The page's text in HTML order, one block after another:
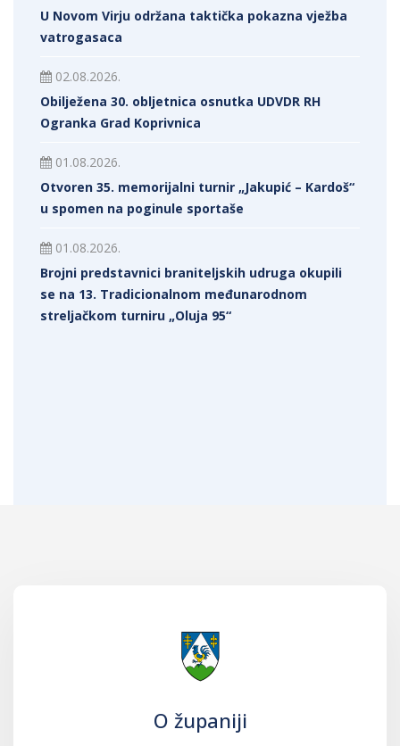
U Novom Virju održana taktička pokazna vježba
vatrogasaca
02.08.2026.
Obilježena 30. obljetnica osnutka UDVDR RH
Ogranka Grad Koprivnica
01.08.2026.
Otvoren 35. memorijalni turnir „Jakupić – Kardoš“
u spomen na poginule sportaše
01.08.2026.
Brojni predstavnici braniteljskih udruga okupili
se na 13. Tradicionalnom međunarodnom
streljačkom turniru „Oluja 95“
O županiji